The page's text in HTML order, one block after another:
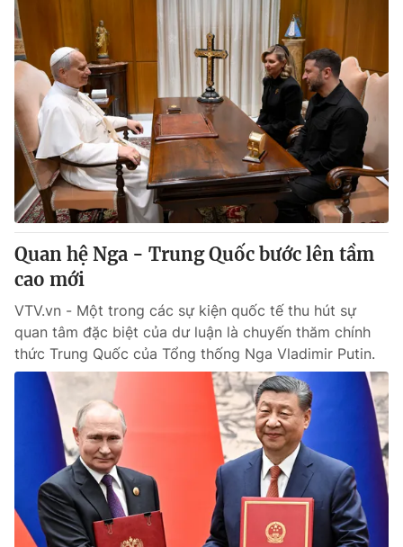
Y tế
Thế giới
Tin tức
Thế giới đó đây
Câu chuyện quốc tế
Kinh tế
Tài chính
Thị trường
Góc doanh nghiệp
Dữ liệu và đời sống
Truyền hình
Hậu trường
Nhân vật
Khán giả
Giải sao mai
Giải trí
Điện ảnh
Âm nhạc
Đời sống
Du lịch
Làm đẹp
Chất lượng cuộc sống
Giáo dục
Tuyển sinh
Học trực tuyến
Công nghệ
Hitech Công nghệ tương lai
Sản phẩm
Giao lưu trực tuyến
Quan hệ Nga - Trung Quốc bước lên tầm
cao mới
VTV.vn - Một trong các sự kiện quốc tế thu hút sự
quan tâm đặc biệt của dư luận là chuyến thăm chính
thức Trung Quốc của Tổng thống Nga Vladimir Putin.